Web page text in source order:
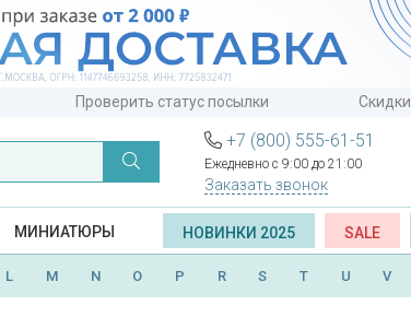
Проверить статус посылки Скидки
+7 (800) 555-61-51
Ежедневно с 9:00 до 21:00
Заказать звонок
МИНИАТЮРЫ НОВИНКИ 2025 SALE
L M N O P R S T U V